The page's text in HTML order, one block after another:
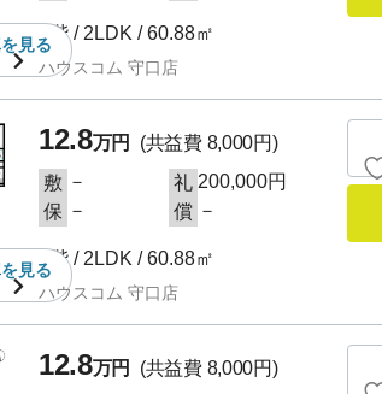
見る
1階 / 2LDK / 60.88㎡
ハウスコム 守口店
見る
12.8万円
(共益費 8,000円)
敷 － 礼 200,000円
保 － 償 －
2階 / 2LDK / 60.88㎡
ハウスコム 守口店
12.8万円
(共益費 8,000円)